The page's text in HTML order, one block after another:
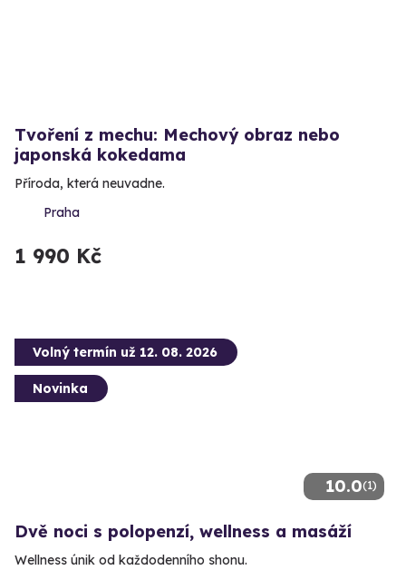
Tvoření z mechu: Mechový obraz nebo
japonská kokedama
Příroda, která neuvadne.
Praha
1 990 Kč
10.0(1)
Volný termín už 12. 08. 2026
Novinka
Dvě noci s polopenzí, wellness a masáží
Wellness únik od každodenního shonu.